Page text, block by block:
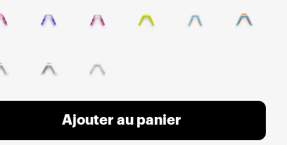
Ajouter au panier